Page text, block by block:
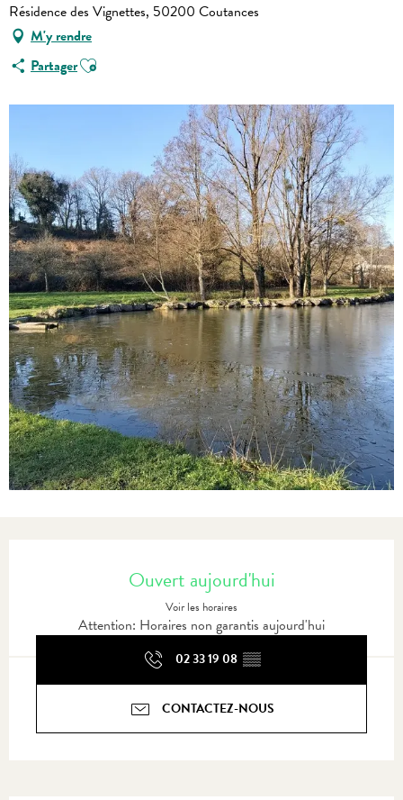
Résidence des Vignettes, 50200 Coutances
M'y rendre
PartagerAjouter aux favoris
Ouvert aujourd'hui
Voir les horaires
Attention: Horaires non garantis aujourd'hui
02 33 19 08 ▒▒
CONTACTEZ-NOUS